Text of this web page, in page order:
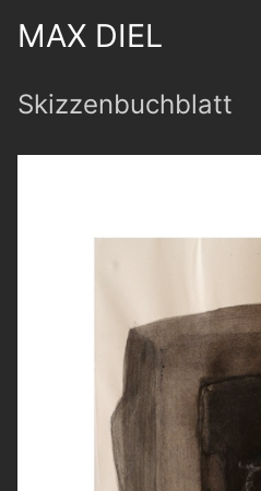
MAX DIEL
Skizzenbuchblatt